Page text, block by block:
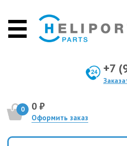
+7
0 0 ₽
Оформить заказ